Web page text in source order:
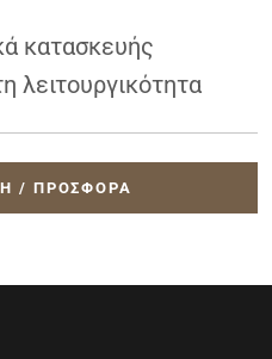
κατασκευής
λειτουργικότητα
/ ΠΡΟΣΦΟΡΆ